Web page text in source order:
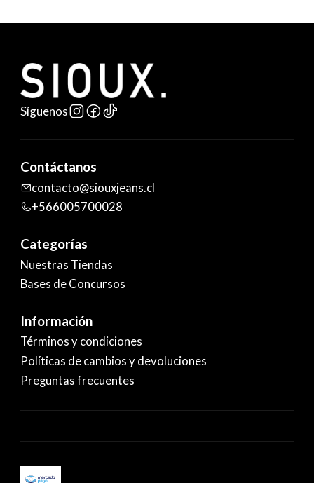
Síguenos
Contáctanos
contacto@siouxjeans.cl
+566005700028
Categorías
Nuestras Tiendas
Bases de Concursos
Información
Términos y condiciones
Políticas de cambios y devoluciones
Preguntas frecuentes